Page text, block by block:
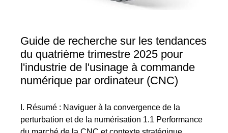
Guide de recherche sur les tendances
du quatrième trimestre 2025 pour
l'industrie de l'usinage à commande
numérique par ordinateur (CNC)
I. Résumé : Naviguer à la convergence de la
perturbation et de la numérisation 1.1 Performance